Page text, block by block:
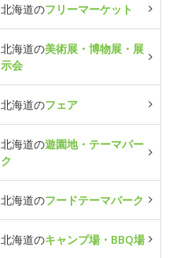
北海道のフリーマーケット
北海道の美術展・博物展・展
示会
北海道のフェア
北海道の遊園地・テーマパー
ク
北海道のフードテーマパーク
北海道のキャンプ場・BBQ場